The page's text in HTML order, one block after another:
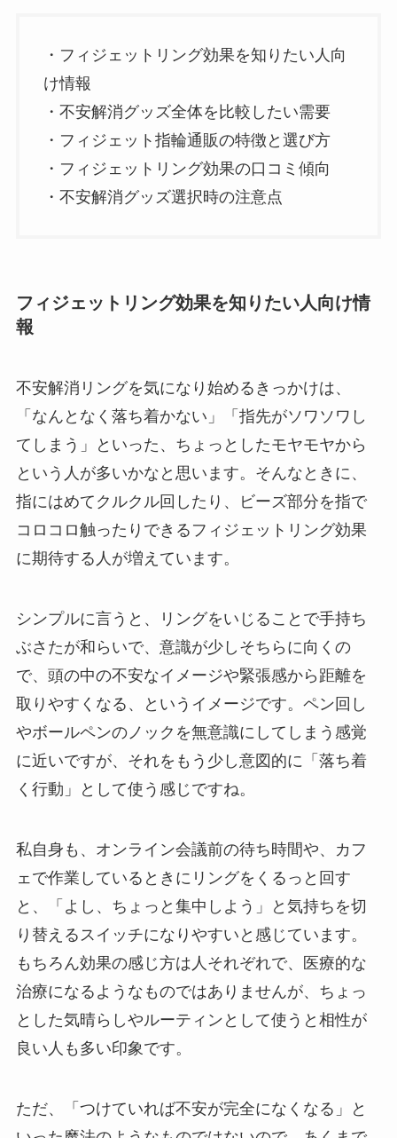
・フィジェットリング効果を知りたい人向
け情報
・不安解消グッズ全体を比較したい需要
・フィジェット指輪通販の特徴と選び方
・フィジェットリング効果の口コミ傾向
・不安解消グッズ選択時の注意点
フィジェットリング効果を知りたい人向け情
報
不安解消リングを気になり始めるきっかけは、
「なんとなく落ち着かない」「指先がソワソワし
てしまう」といった、ちょっとしたモヤモヤから
という人が多いかなと思います。そんなときに、
指にはめてクルクル回したり、ビーズ部分を指で
コロコロ触ったりできるフィジェットリング効果
に期待する人が増えています。
シンプルに言うと、リングをいじることで手持ち
ぶさたが和らいで、意識が少しそちらに向くの
で、頭の中の不安なイメージや緊張感から距離を
取りやすくなる、というイメージです。ペン回し
やボールペンのノックを無意識にしてしまう感覚
に近いですが、それをもう少し意図的に「落ち着
く行動」として使う感じですね。
私自身も、オンライン会議前の待ち時間や、カフ
ェで作業しているときにリングをくるっと回す
と、「よし、ちょっと集中しよう」と気持ちを切
り替えるスイッチになりやすいと感じています。
もちろん効果の感じ方は人それぞれで、医療的な
治療になるようなものではありませんが、ちょっ
とした気晴らしやルーティンとして使うと相性が
良い人も多い印象です。
ただ、「つけていれば不安が完全になくなる」と